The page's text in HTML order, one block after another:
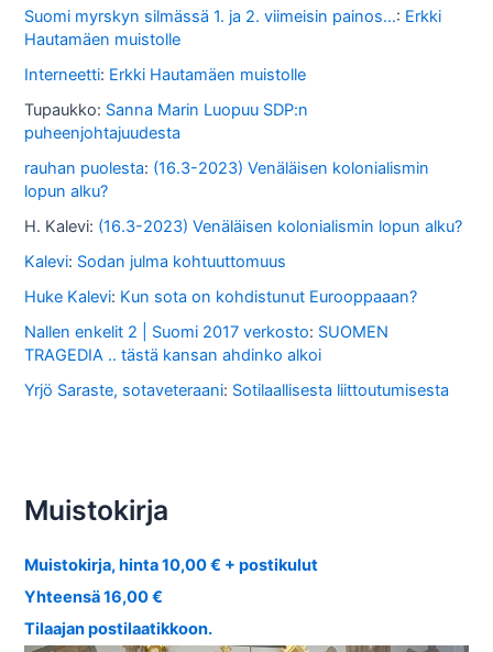
s
s
a
Suomi myrskyn silmässä 1. ja 2. viimeisin painos...: Erkki
Hautamäen muistolle
Interneetti: Erkki Hautamäen muistolle
Tupaukko: Sanna Marin Luopuu SDP:n
puheenjohtajuudesta
rauhan puolesta: (16.3-2023) Venäläisen kolonialismin
lopun alku?
H. Kalevi: (16.3-2023) Venäläisen kolonialismin lopun alku?
Kalevi: Sodan julma kohtuuttomuus
Huke Kalevi: Kun sota on kohdistunut Eurooppaaan?
Nallen enkelit 2 | Suomi 2017 verkosto: SUOMEN
TRAGEDIA .. tästä kansan ahdinko alkoi
Yrjö Saraste, sotaveteraani: Sotilaallisesta liittoutumisesta
Muistokirja
Muistokirja, hinta 10,00 € + postikulut
Yhteensä 16,00 €
Tilaajan postilaatikkoon.